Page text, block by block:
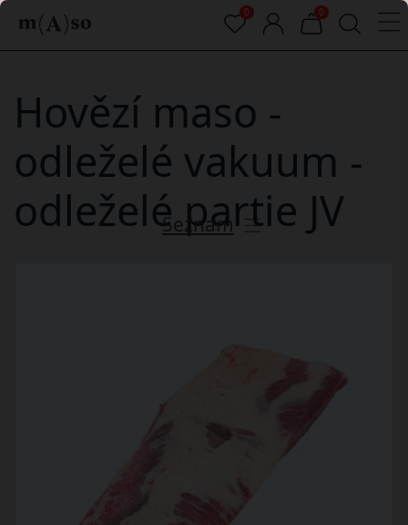
Hovězí maso -
odleželé vakuum -
odleželé partie JV
0
0